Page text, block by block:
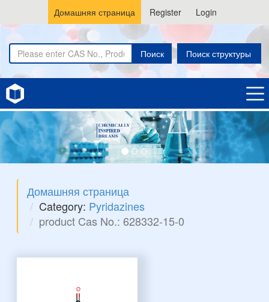
Домашняя страница Register Login
Поиск Поиск структуры
Домашняя страница
Category: Pyridazines
product Cas No.: 628332-15-0